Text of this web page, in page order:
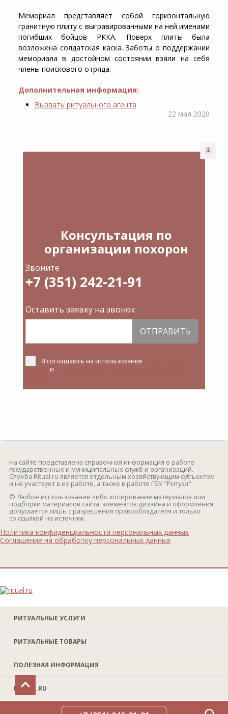
Мемориал представляет собой горизонтальную
гранитную плиту с выгравированными на ней именами
погибших бойцов РККА. Поверх плиты была
возложена солдатская каска. Заботы о поддержании
мемориала в достойном состоянии взяли на себя
члены поискового отряда.
Дополнительная информация:
Вызвать ритуального агента
22 мая 2020
Консультация по
организации похорон
Звоните
+7 (351) 242-21-91
Оставить заявку на звонок
ОТПРАВИТЬ
Я соглашаюсь на использование
и
РИТУАЛЬНЫЕ УСЛУГИ
РИТУАЛЬНЫЕ ТОВАРЫ
ПОЛЕЗНАЯ ИНФОРМАЦИЯ
RITUAL.RU
На сайте представлена справочная информация о работе
государственных и муниципальных служб и организаций.
Служба Ritual.ru является отдельным хозяйствующим субъектом
и не участвует в их работе, а также в работе ГБУ "Ритуал".
© Любое использование либо копирование материалов или
подборки материалов сайта, элементов дизайна и оформления
допускается лишь с разрешения правообладателя и только
со ссылкой на источник.
Политика конфиденциальности персональных данных
Соглашение на обработку персональных данных